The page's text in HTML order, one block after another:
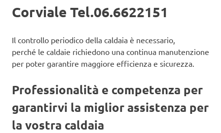
Corviale Tel.06.6622151
Il controllo periodico della caldaia è necessario,
perché le caldaie richiedono una continua manutenzione
per poter garantire maggiore efficienza e sicurezza.
Professionalità e competenza per
garantirvi la miglior assistenza per
la vostra caldaia